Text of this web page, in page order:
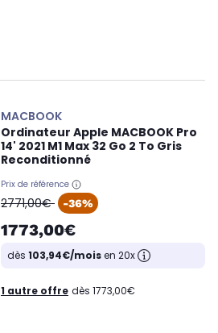
MACBOOK
Ordinateur Apple MACBOOK Pro
14' 2021 M1 Max 32 Go 2 To Gris
Reconditionné
Prix de référence
oldPrice
2771,00€ -36%
1773,00€
dès 103,94€/moisen 20x
1 autre offre dès 1773,00€